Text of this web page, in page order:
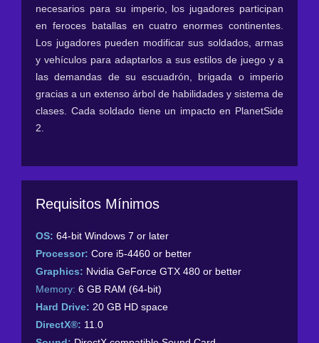
necesarios para su imperio, los jugadores participan
en feroces batallas en cuatro enormes continentes.
Los jugadores pueden modificar sus soldados, armas
y vehículos para adaptarlos a sus estilos de juego y a
las demandas de su escuadrón, brigada o imperio
gracias a un extenso árbol de habilidades y sistema de
clases. Cada soldado tiene un impacto en PlanetSide
2.
Requisitos Mínimos
OS: 64-bit Windows 7 or later
Processor: Core i5-4460 or better
Graphics: Nvidia GeForce GTX 480 or better
Memory: 6 GB RAM (64-bit)
Hard Drive: 20 GB HD space
DirectX®: 11.0